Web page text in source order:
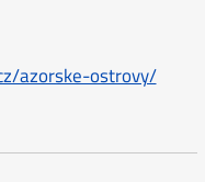
azorske-ostrovy/